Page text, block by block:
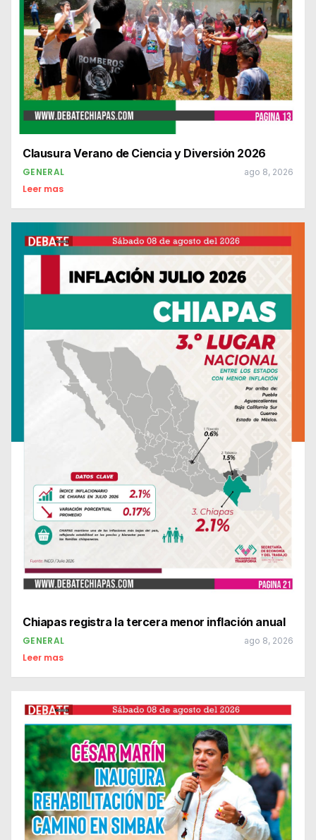
Clausura Verano de Ciencia y Diversión 2026
GENERAL ago 8, 2026
Leer mas
Chiapas registra la tercera menor inflación anual
GENERAL ago 8, 2026
Leer mas